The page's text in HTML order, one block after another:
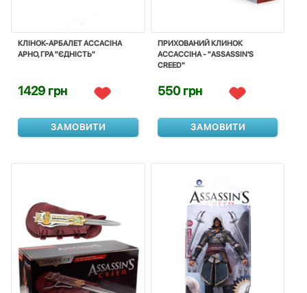
КЛІНОК-АРБАЛЕТ АССАСІНА
АРНО, ГРА "ЄДНІСТЬ"
1429 грн
ЗАМОВИТИ
ПРИХОВАНИЙ КЛИНОК
АССАССІНА - "ASSASSIN'S
CREED"
550 грн
ЗАМОВИТИ